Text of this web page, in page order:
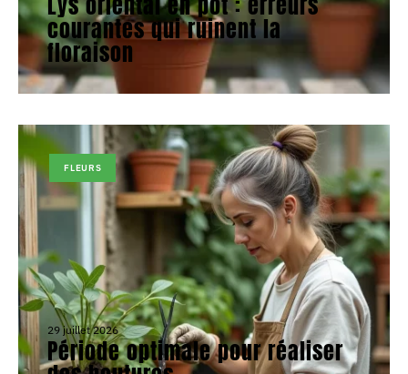
courantes qui ruinent la
floraison
FLEURS
29 juillet 2026
Période optimale pour réaliser